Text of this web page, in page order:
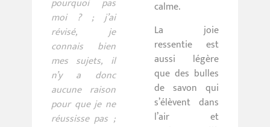
moi ? ; j’ai
révisé, je
connais bien
mes sujets, il
n’y a donc
aucune raison
pour que je ne
réussisse pas ;
calme.
La joie
ressentie est
aussi légère
que des bulles
de savon qui
s’élèvent dans
l’air et